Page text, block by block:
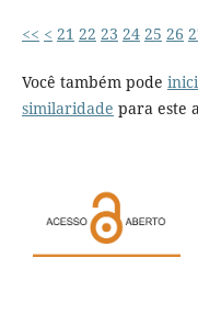
<< < 21 22 23 24 25 26
Você também pode
similaridade para este